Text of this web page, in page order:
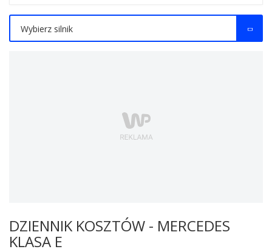
DZIENNIK KOSZTÓW - MERCEDES
KLASA E
Wybierz silnik